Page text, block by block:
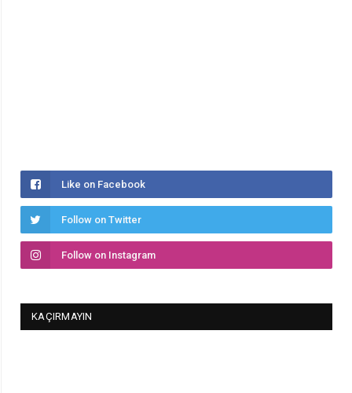
Like on Facebook
Follow on Twitter
Follow on Instagram
KAÇIRMAYIN